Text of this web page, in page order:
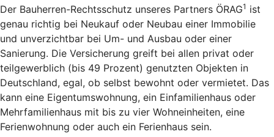
Der Bauherren-Rechtsschutz unseres Partners ÖRAG1 ist
genau richtig bei Neukauf oder Neubau einer Immobilie
und unverzichtbar bei Um- und Ausbau oder einer
Sanierung. Die Versicherung greift bei allen privat oder
teilgewerblich (bis 49 Prozent) genutzten Objekten in
Deutschland, egal, ob selbst bewohnt oder vermietet. Das
kann eine Eigentumswohnung, ein Einfamilienhaus oder
Mehrfamilienhaus mit bis zu vier Wohneinheiten, eine
Ferienwohnung oder auch ein Ferienhaus sein.